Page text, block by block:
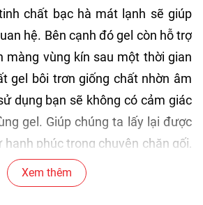
chất bạc hà mát lạnh sẽ giúp
hệ. Bên cạnh đó gel còn hỗ trợ
màng vùng kín sau một thời gian
gel bôi trơn giống chất nhờn âm
dụng bạn sẽ không có cảm giác
gel. Giúp chúng ta lấy lại được
phúc trong chuyện chăn gối,
mỗi khi quan hệ nữa.
Xem thêm